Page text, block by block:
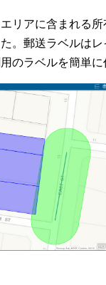
リアに含まれる
。郵送ラベルは
のラベルを簡単に